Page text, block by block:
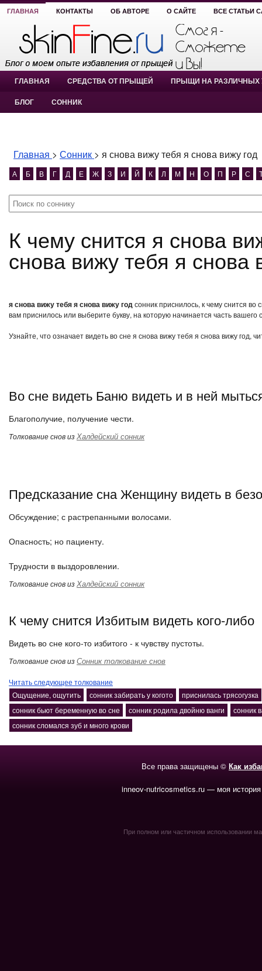
ГЛАВНАЯ КОНТАКТЫ ОБ АВТОРЕ О САЙТЕ ВСЕ СТАТЬИ
ГЛАВНАЯ СРЕДСТВА ОТ ПРЫЩЕЙ ПРЫЩИ НА РАЗЛИЧНЫХ
БЛОГ СОННИК
Главная > Сонник > я снова вижу тебя я снова вижу год
А Б В Г Д Е Ж З И Й К Л М Н О П Р С
К чему снится я снова вижу тебя я снова вижу год? я
снова вижу тебя я снова
я снова вижу тебя я снова вижу годсонник приснилось, к чему снится
вам приснилось или выберите букву, на которую начинается часть вашего
Узнайте, что означает видеть во сне я снова вижу тебя я снова вижу год,
Во сне видеть Баню видеть и в ней
Благополучие, получение чести.
Толкование снов изХалдейский сонник
Предсказание сна Женщину видеть в
Обсуждение; с растрепанными волосами.
Опасность; но пациенту.
Трудности в выздоровлении.
Толкование снов изХалдейский сонник
К чему снится Избитым видеть кого-либо
Видеть во сне кого-то избитого - к чувству пустоты.
Толкование снов изСонник толкование снов
Читать следующее толкование
Ощущение, ощутить
сонник забирать у когото
приснилась трясогузка
сонник бьют беременную во сне
сонник родила двойню ванги
сонник
сонник сломался зуб и много крови
Все права защищены © Как
inneov-nutricosmetics.ru — моя
При полном или частичном использовании